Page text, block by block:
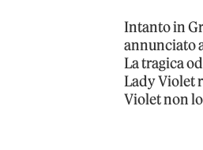
Intanto in
annunciato
La tragica
Lady Violet
Violet non